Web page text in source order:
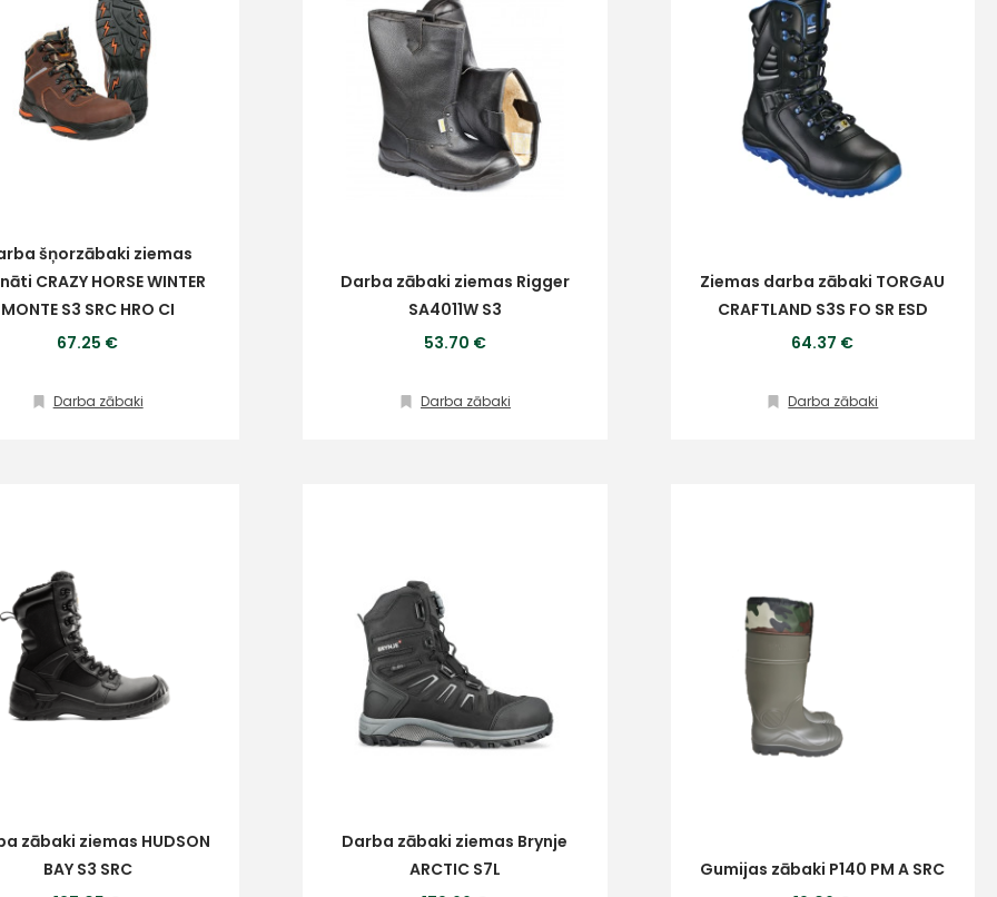
šņorzābaki ziemas
CRAZY HORSE WINTER
MONTE S3 SRC HRO CI
67.25 €
Darba zābaki
Darba zābaki ziemas Rigger
SA4011W S3
53.70 €
Darba zābaki
Ziemas darba zābaki TORGAU
CRAFTLAND S3S FO SR ESD
64.37 €
Darba zābaki
zābaki ziemas HUDSON
BAY S3 SRC
Darba zābaki ziemas Brynje
ARCTIC S7L
Gumijas zābaki P140 PM A SRC